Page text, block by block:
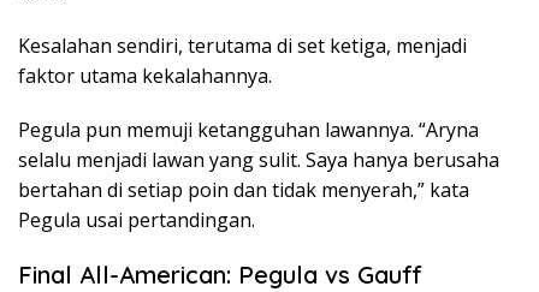
Kesalahan sendiri, terutama di set ketiga, menjadi
faktor utama kekalahannya.
Pegula pun memuji ketangguhan lawannya. “Aryna
selalu menjadi lawan yang sulit. Saya hanya berusaha
bertahan di setiap poin dan tidak menyerah,” kata
Pegula usai pertandingan.
Final All-American: Pegula vs Gauff